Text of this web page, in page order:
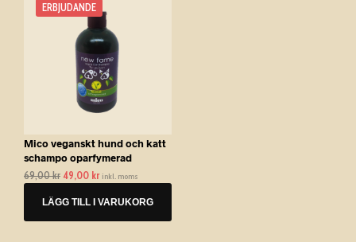
ERBJUDANDE
Mico veganskt hund och katt
schampo oparfymerad
69,00krDet
priset
var:
49,00 krDet
priset
är:
inkl. moms
LÄGG TILL I VARUKORG